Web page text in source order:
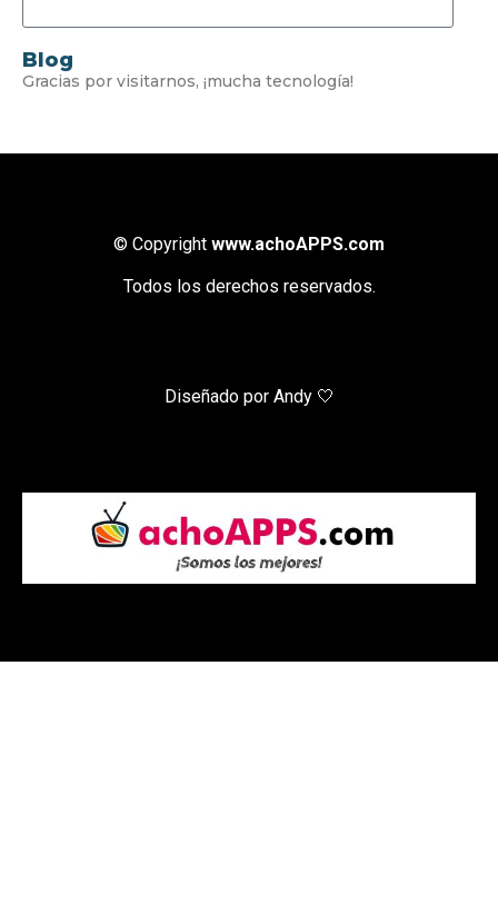
Blog
Gracias por visitarnos, ¡mucha tecnología!
© Copyright www.achoAPPS.com
Todos los derechos reservados.
Diseñado por Andy 🤍